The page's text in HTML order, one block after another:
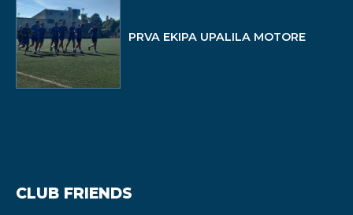
PRVA EKIPA UPALILA MOTORE
CLUB FRIENDS